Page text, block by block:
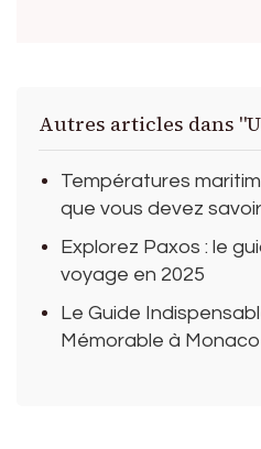
Autres articles dans
Températures
que vous devez
Explorez Paxos : le
voyage en 2025
Le Guide
Mémorable à